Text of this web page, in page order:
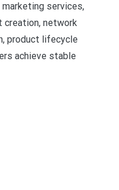
services,
creation, network
product lifecycle
achieve stable